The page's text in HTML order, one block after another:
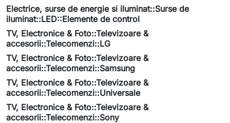
Electrice, surse de energie si iluminat::Surse de
iluminat::LED::Elemente de control
TV, Electronice & Foto::Televizoare &
accesorii::Telecomenzi::LG
TV, Electronice & Foto::Televizoare &
accesorii::Telecomenzi::Samsung
TV, Electronice & Foto::Televizoare &
accesorii::Telecomenzi::Universale
TV, Electronice & Foto::Televizoare &
accesorii::Telecomenzi::Sony